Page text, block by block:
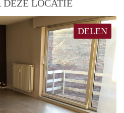
DEZE LOCATIE
DELEN